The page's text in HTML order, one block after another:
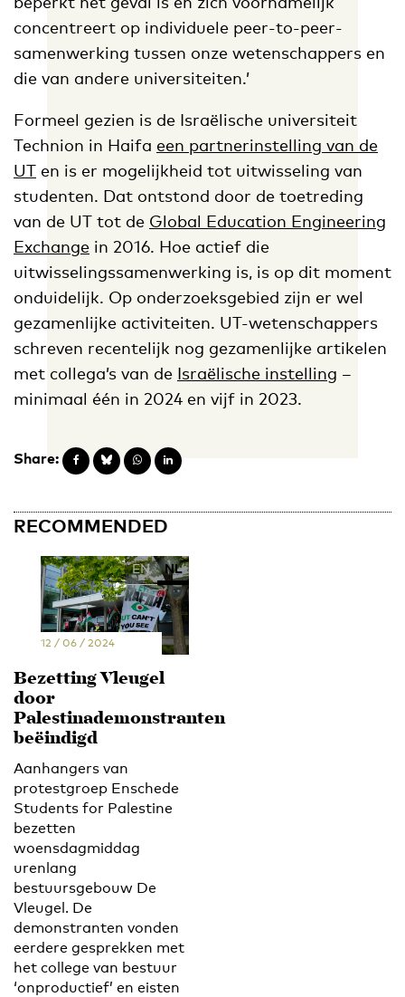
concentreert op individuele peer-to-peer-
samenwerking tussen onze wetenschappers en
die van andere universiteiten.’
Formeel gezien is de Israëlische universiteit
Technion in Haifa een partnerinstelling van de
UT en is er mogelijkheid tot uitwisseling van
studenten. Dat ontstond door de toetreding
van de UT tot de Global Education Engineering
Exchange in 2016. Hoe actief die
uitwisselingssamenwerking is, is op dit moment
onduidelijk. Op onderzoeksgebied zijn er wel
gezamenlijke activiteiten. UT-wetenschappers
schreven recentelijk nog gezamenlijke artikelen
met collega’s van de Israëlische instelling –
minimaal één in 2024 en vijf in 2023.
Share:
RECOMMENDED
EN NL
12 / 06 / 2024
Bezetting Vleugel
door
Palestinademonstranten
beëindigd
Aanhangers van
protestgroep Enschede
Students for Palestine
bezetten
woensdagmiddag
urenlang
bestuursgebouw De
Vleugel. De
demonstranten vonden
eerdere gesprekken met
het college van bestuur
‘onproductief’ en eisten